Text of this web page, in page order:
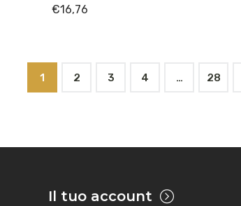
€16,76
1 2 3 4 … 28
Il tuo account